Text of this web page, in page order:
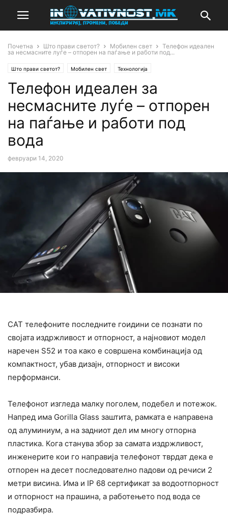
Почетна Што прави светот? Мобилен свет
Телефон идеален
за несмасните луѓе – отпорен на паѓање и работи под...
Што прави светот? Мобилен свет Технологија
Телефон идеален за
несмасните луѓе – отпорен
на паѓање и работи под
вода
февруари 14, 2020
CАТ телефоните последните гоидини се познати по
својата издржливост и отпорност, а најновиот модел
наречен S52 и тоа како е совршена комбинација од
компактност, убав дизајн, отпорност и високи
перформанси.
Телефонот изгледа малку поголем, подебел и потежок.
Напред има Gorilla Glass заштита, рамката е направена
од алуминиум, а на задниот дел им многу отпорна
пластика. Кога станува збор за самата издржливост,
инженерите кои го направија телефонот тврдат дека е
отпорен на десет последователно падови од речиси 2
метри висина. Има и IP 68 сертификат за водоотпорност
и отпорност на прашина, а работењето под вода се
подразбира.